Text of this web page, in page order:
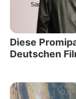
Diese
Deutschen